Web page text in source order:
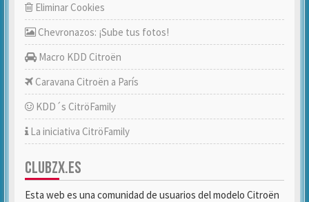
Eliminar Cookies
Chevronazos: ¡Sube tus fotos!
Macro KDD Citroën
Caravana Citroën a París
KDD´s CitröFamily
La iniciativa CitröFamily
CLUBZX.ES
Esta web es una comunidad de usuarios del modelo Citroën